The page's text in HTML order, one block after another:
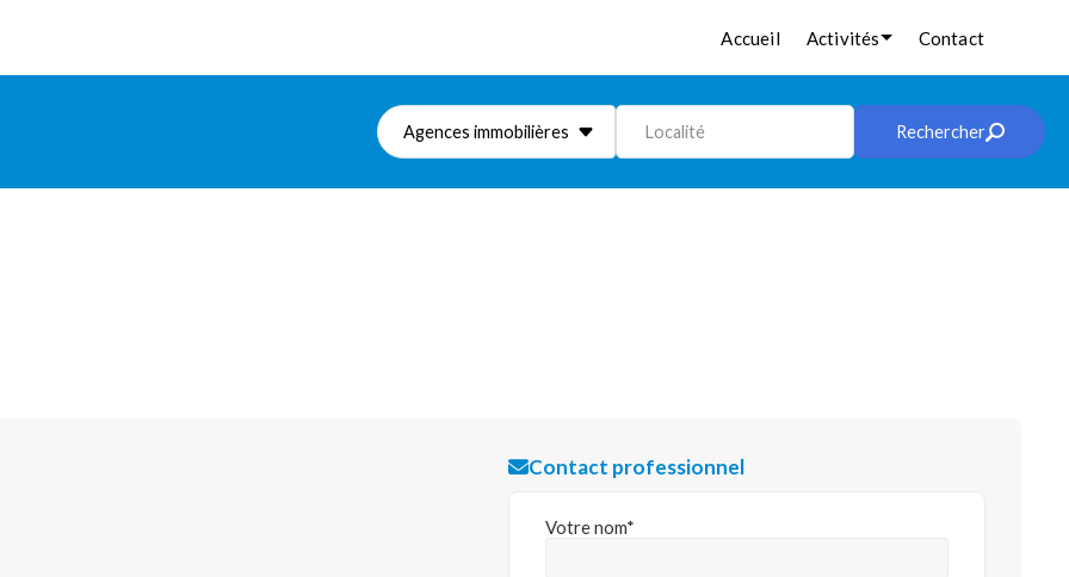
Accueil Activités Contact
Agences immobilières Localité Rechercher
Contact professionnel
Votre nom*